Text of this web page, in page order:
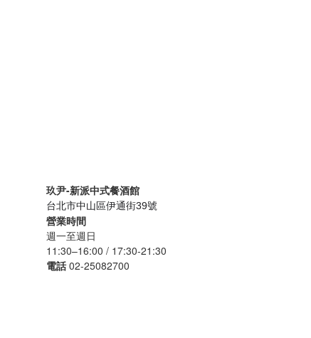
玖尹-新派中式餐酒館
台北市中山區伊通街39號
營業時間
週一至週日
11:30–16:00 / 17:30-21:30
電話02-25082700